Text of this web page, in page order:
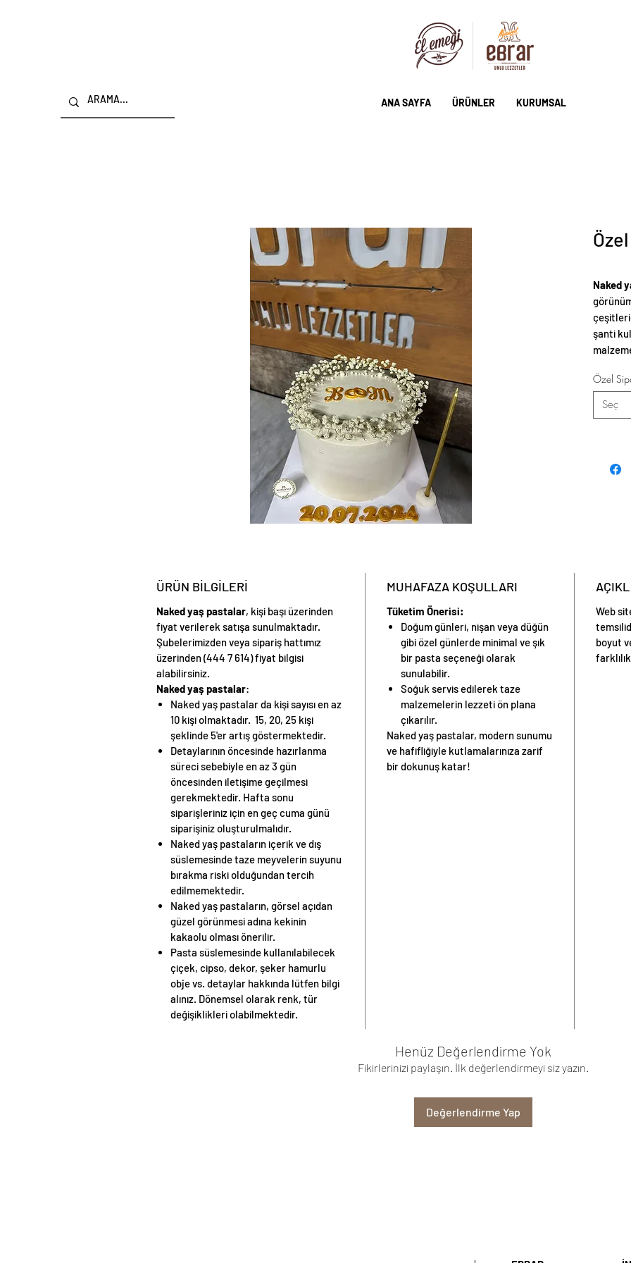
ANA SAYFA ÜRÜNLER KURUMSAL
Naked
şanti
veya
zarif
Özel
Seç
ÜRÜN BİLGİLERİ
Naked yaş pastalar, kişi başı üzerinden
fiyat verilerek satışa sunulmaktadır.
Şubelerimizden veya sipariş hattımız
üzerinden (444 7 614) fiyat bilgisi
alabilirsiniz.
Naked yaş pastalar:
Naked yaş pastalar da kişi sayısıen az
10 kişi olmaktadır. 15, 20, 25 kişi
şeklinde 5'er artış göstermektedir.
Detaylarının öncesinde hazırlanma
süreci sebebiyle en az 3 gün
öncesinden iletişime geçilmesi
gerekmektedir. Hafta sonu
siparişleriniz için en geç cuma günü
siparişiniz oluşturulmalıdır.
Naked yaş pastaların içerik ve dış
süslemesinde taze meyvelerin suyunu
bırakma riski olduğundan tercih
edilmemektedir.
Naked yaş pastaların, görsel açıdan
güzel görünmesi adına kekinin
kakaolu olması önerilir.
Pasta süslemesinde kullanılabilecek
çiçek, cipso, dekor, şeker hamurlu
obje vs. detaylar hakkında lütfen bilgi
alınız. Dönemsel olarak renk, tür
değişiklikleri olabilmektedir.
MUHAFAZA KOŞULLARI
Tüketim Önerisi:
Doğum günleri, nişan veya düğün
gibi özel günlerde minimal ve şık
bir pasta seçeneği olarak
sunulabilir.
Soğuk servis edilerek taze
malzemelerin lezzeti ön plana
çıkarılır.
Naked yaş pastalar, modern sunumu
ve hafifliğiyle kutlamalarınıza zarif
bir dokunuş katar!
Web
boyut
Henüz Değerlendirme Yok
Fikirlerinizi paylaşın. İlk değerlendirmeyi siz yazın.
Değerlendirme Yap